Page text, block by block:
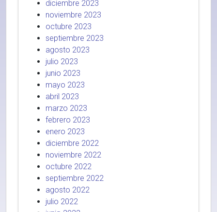
diciembre 2023
noviembre 2023
octubre 2023
septiembre 2023
agosto 2023
julio 2023
junio 2023
mayo 2023
abril 2023
marzo 2023
febrero 2023
enero 2023
diciembre 2022
noviembre 2022
octubre 2022
septiembre 2022
agosto 2022
julio 2022